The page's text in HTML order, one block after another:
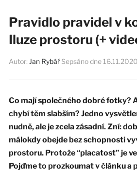
Pravidlo pravidel v
Iluze prostoru (+
Autor: Jan Rybář Sepsáno dne 16.11.2020
Co mají společného dobré fotky?
chybí těm slabším? Jedno
nudně, ale je zcela zásadní. Zní:
málokdy obejde bez schopnosti
prostoru. Protože “placatost” je
Pojďme to prozkoumat v článku a